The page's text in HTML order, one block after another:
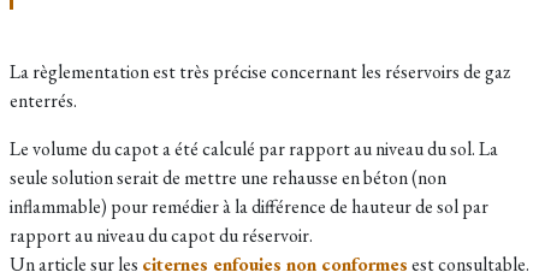
La règlementation est très précise concernant les réservoirs de gaz
enterrés.
Le volume du capot a été calculé par rapport au niveau du sol. La
seule solution serait de mettre une rehausse en béton (non
inflammable) pour remédier à la différence de hauteur de sol par
rapport au niveau du capot du réservoir.
Un article sur les citernes enfouies non conformesest consultable.